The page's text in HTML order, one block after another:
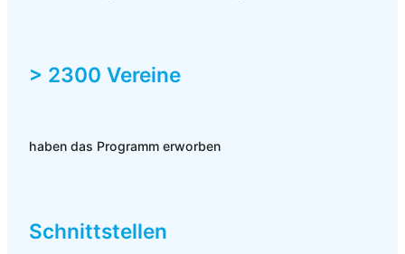
> 2300 Vereine
haben das Programm erworben
Schnittstellen